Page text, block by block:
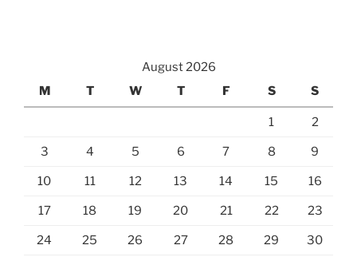
August 2026
M
T W T F S S
1 2
3 4 5 6 7 8 9
10 11 12 13 14 15 16
17 18 19 20 21 22 23
24 25 26 27 28 29 30